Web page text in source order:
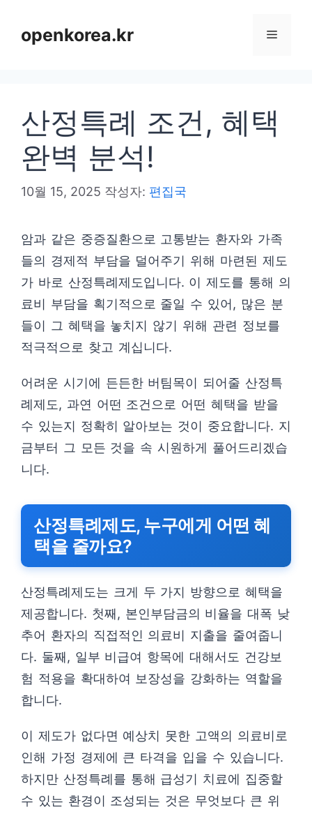
openkorea.kr 메
산정특례 조건, 혜택
완벽 분석!
10월 15, 2025 작성자: 편집국
암과 같은 중증질환으로 고통받는 환자와 가족
들의 경제적 부담을 덜어주기 위해 마련된 제도
가 바로 산정특례제도입니다. 이 제도를 통해 의
료비 부담을 획기적으로 줄일 수 있어, 많은 분
들이 그 혜택을 놓치지 않기 위해 관련 정보를
적극적으로 찾고 계십니다.
어려운 시기에 든든한 버팀목이 되어줄 산정특
례제도, 과연 어떤 조건으로 어떤 혜택을 받을
수 있는지 정확히 알아보는 것이 중요합니다. 지
금부터 그 모든 것을 속 시원하게 풀어드리겠습
니다.
산정특례제도, 누구에게 어떤 혜
택을 줄까요?
산정특례제도는 크게 두 가지 방향으로 혜택을
제공합니다. 첫째, 본인부담금의 비율을 대폭 낮
추어 환자의 직접적인 의료비 지출을 줄여줍니
다. 둘째, 일부 비급여 항목에 대해서도 건강보
험 적용을 확대하여 보장성을 강화하는 역할을
합니다.
이 제도가 없다면 예상치 못한 고액의 의료비로
인해 가정 경제에 큰 타격을 입을 수 있습니다.
하지만 산정특례를 통해 급성기 치료에 집중할
수 있는 환경이 조성되는 것은 무엇보다 큰 위